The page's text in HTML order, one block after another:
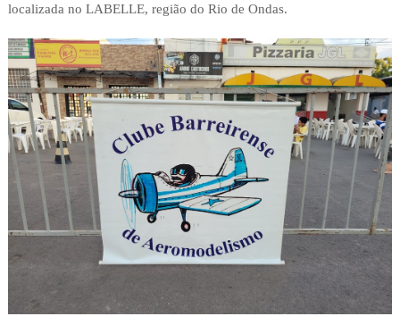
localizada no LABELLE, região do Rio de Ondas.